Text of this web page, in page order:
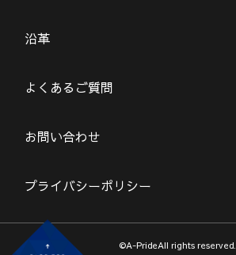
沿革
よくあるご質問
お問い合わせ
プライバシーポリシー
©A-PrideAll rights reserved.